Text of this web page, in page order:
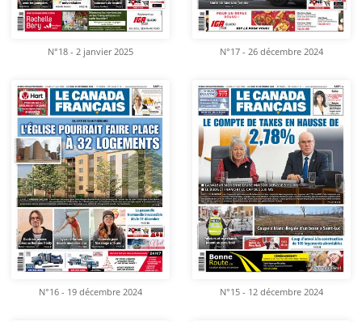
N°18 - 2 janvier 2025 N°17 - 26 décembre 2024
N°16 - 19 décembre 2024 N°15 - 12 décembre 2024